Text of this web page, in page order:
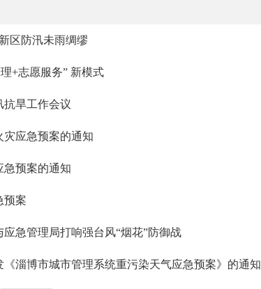
区防汛未雨绸缪
+志愿服务” 新模式
抗旱工作会议
灾应急预案的通知
急预案的通知
预案
急管理局打响强台风“烟花”防御战
淄博市城市管理系统重污染天气应急预案》的通知